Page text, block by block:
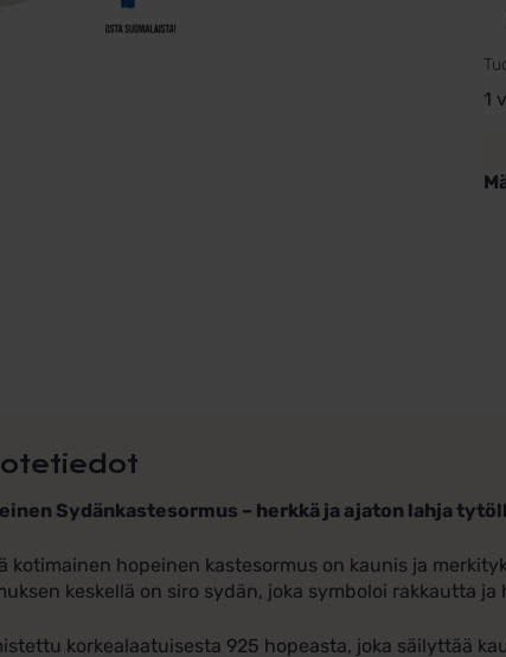
1
Sydänkastesormus – herkkä ja ajaton lahja
kotimainen hopeinen kastesormus on kaunis ja
keskellä on siro sydän, joka symboloi rakkautta
korkealaatuisesta 925 hopeasta, joka säilyttää